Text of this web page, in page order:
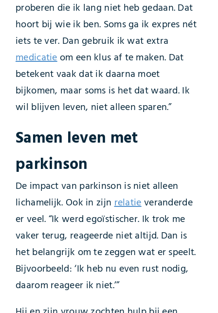
proberen die ik lang niet heb gedaan. Dat
hoort bij wie ik ben. Soms ga ik expres nét
iets te ver. Dan gebruik ik wat extra
medicatieom een klus af te maken. Dat
betekent vaak dat ik daarna moet
bijkomen, maar soms is het dat waard. Ik
wil blijven leven, niet alleen sparen.”
Samen leven met
parkinson
De impact van parkinson is niet alleen
lichamelijk. Ook in zijnrelatieveranderde
er veel. “Ik werd egoïstischer. Ik trok me
vaker terug, reageerde niet altijd. Dan is
het belangrijk om te zeggen wat er speelt.
Bijvoorbeeld: ‘Ik heb nu even rust nodig,
daarom reageer ik niet.’”